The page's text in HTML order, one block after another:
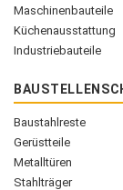
Maschinenbauteile
Küchenausstattung
Industriebauteile
Baustahlreste
Gerüstteile
Metalltüren
Stahlträger